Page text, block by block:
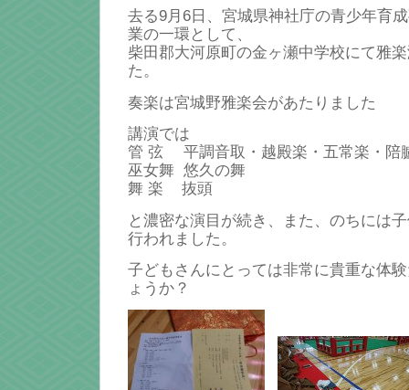
去る9月6日、宮城県神社庁の青少年育
業の一環として、
柴田郡大河原町の金ヶ瀬中学校にて雅
た。
奏楽は宮城野雅楽会があたりました
講演では
管 弦 平調音取・越殿楽・五常楽・陪
巫女舞 悠久の舞
舞 楽 抜頭
と濃密な演目が続き、また、のちには
行われました。
子どもさんにとっては非常に貴重な体
ょうか？